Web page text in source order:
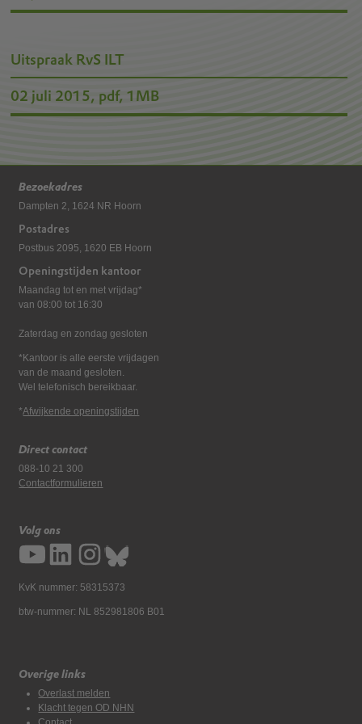
Uitspraak RvS ILT
02 juli 2015, pdf, 1MB
Bezoekadres
Dampten 2, 1624 NR Hoorn
Postadres
Postbus 2095, 1620 EB Hoorn
Openingstijden kantoor
Maandag tot en met vrijdag*
van 08:00 tot 16:30
Zaterdag en zondag gesloten
*Kantoor is alle eerste vrijdagen
van de maand gesloten.
Wel telefonisch bereikbaar.
*Afwijkende openingstijden
Direct contact
088-10 21 300
Contactformulieren
Volg ons
KvK nummer: 58315373
btw-nummer: NL 852981806 B01
Overige links
Overlast melden
Klacht tegen OD NHN